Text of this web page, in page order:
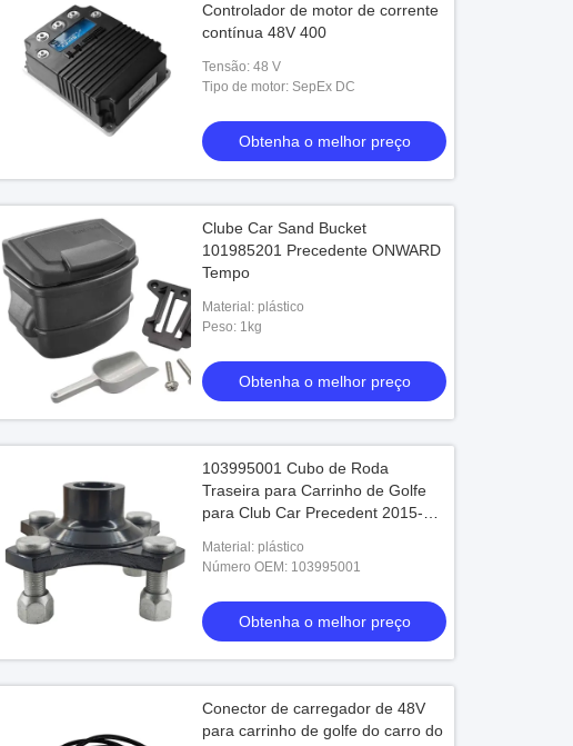
Carro para a frente do clube do ritmo
Pneu de carrinho de golfe TOP
Controlador de motor de corrente
contínua 48V 400
Tensão: 48 V
Tipo de motor: SepEx DC
Obtenha o melhor preço
Clube Car Sand Bucket
101985201 Precedente ONWARD
Tempo
Material: plástico
Peso: 1kg
Obtenha o melhor preço
103995001 Cubo de Roda
Traseira para Carrinho de Golfe
para Club Car Precedent 2015-
Material: plástico
Número OEM: 103995001
Obtenha o melhor preço
Conector de carregador de 48V
para carrinho de golfe do carro do